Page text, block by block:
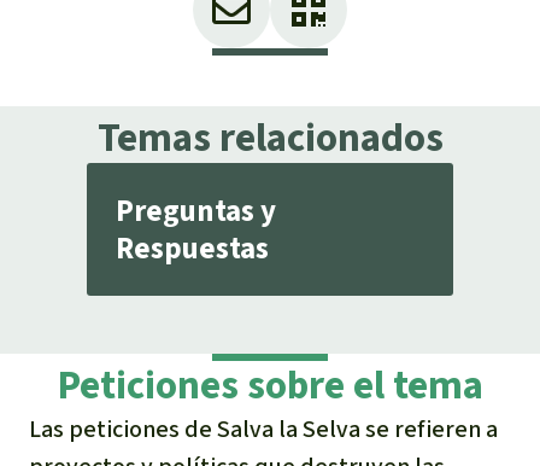
Temas relacionados
Preguntas y
Respuestas
Peticiones sobre el tema
Las peticiones de Salva la Selva se refieren a